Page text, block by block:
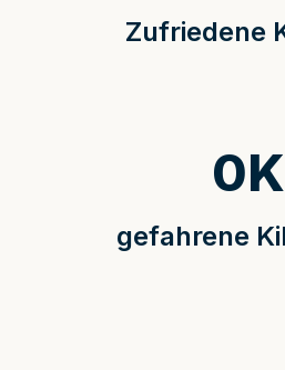
Zufriedene
gefahrene
0K